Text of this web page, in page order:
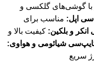
با گوشی‌های گلکسی و
اپل: مناسب برای
و بلکین: کیفیت بالا و
شیائومی و هواوی:
سریع